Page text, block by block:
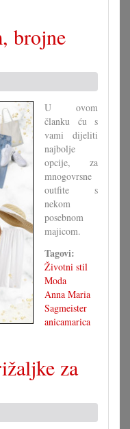
brojne
U ovom
članku ću s
vami dijeliti
najbolje
opcije, za
mnogovrsne
outfite s
nekom
posebnom
majicom.
Tagovi:
Životni stil
Moda
Anna Maria
Sagmeister
anicamarica
za